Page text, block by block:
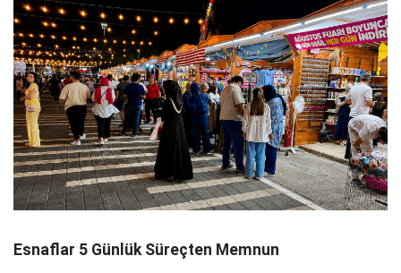
Esnaflar 5 Günlük Süreçten Memnun